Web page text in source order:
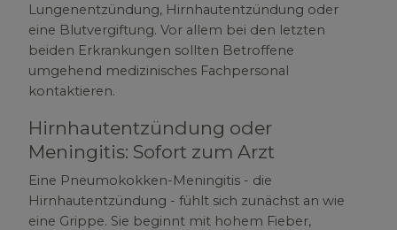
Lungenentzündung, Hirnhautentzündung oder
eine Blutvergiftung. Vor allem bei den letzten
beiden Erkrankungen sollten Betroffene
umgehend medizinisches Fachpersonal
kontaktieren.
Hirnhautentzündung oder
Meningitis: Sofort zum Arzt
Eine Pneumokokken-Meningitis - die
Hirnhautentzündung - fühlt sich zunächst an wie
eine Grippe. Sie beginnt mit hohem Fieber,